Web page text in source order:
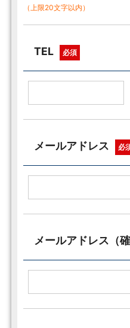
（上限20文字以内）
TEL 必須
メールアドレス 必
メールアドレス（確